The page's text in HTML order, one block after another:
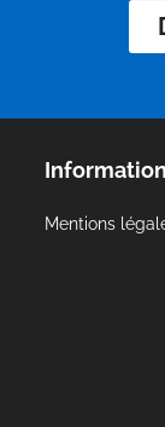
Mentions